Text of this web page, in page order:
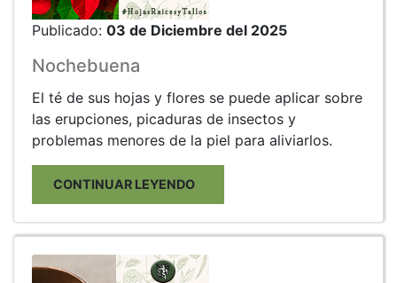
Publicado: 03 de Diciembre del 2025
Nochebuena
El té de sus hojas y flores se puede aplicar sobre
las erupciones, picaduras de insectos y
problemas menores de la piel para aliviarlos.
CONTINUAR LEYENDO